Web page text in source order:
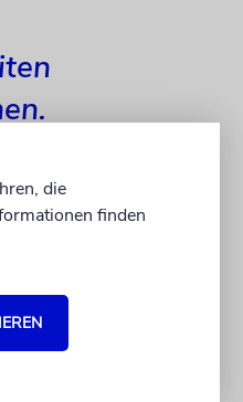
den
einer
ist
die
finden